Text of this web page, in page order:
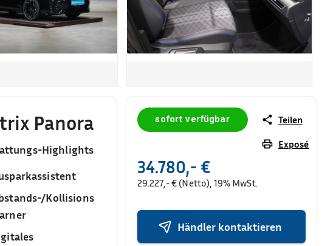
Panora
Highlights
Kollisions
sofort verfügbar
Teilen
Exposé
34.780,- €
29.227,- € (Netto), 19% MwSt.
Händler kontaktieren